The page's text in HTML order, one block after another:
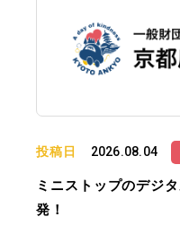
投稿日 2026.08.04
ミニストップのデジ
発！